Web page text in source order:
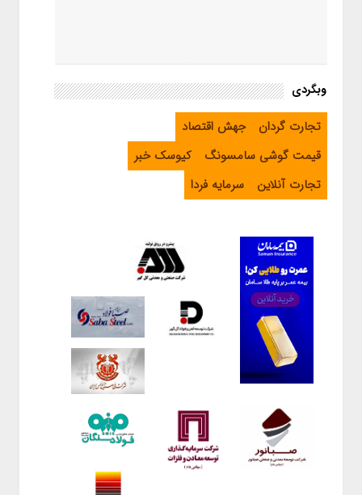
وبگردی
تجارت گردان
جهش اقتصاد
قیمت گوشی سامسونگ
کیوسک خبر
تجارت آنلاین
سرمایه فردا